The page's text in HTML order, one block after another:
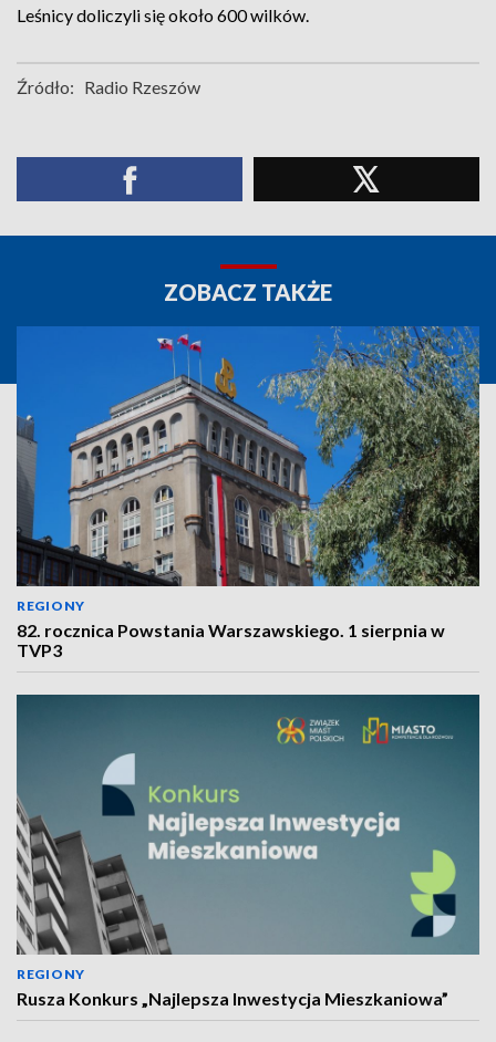
Leśnicy doliczyli się około 600 wilków.
Źródło: Radio Rzeszów
ZOBACZ TAKŻE
REGIONY
82. rocznica Powstania Warszawskiego. 1 sierpnia w
TVP3
REGIONY
Rusza Konkurs „Najlepsza Inwestycja Mieszkaniowa”